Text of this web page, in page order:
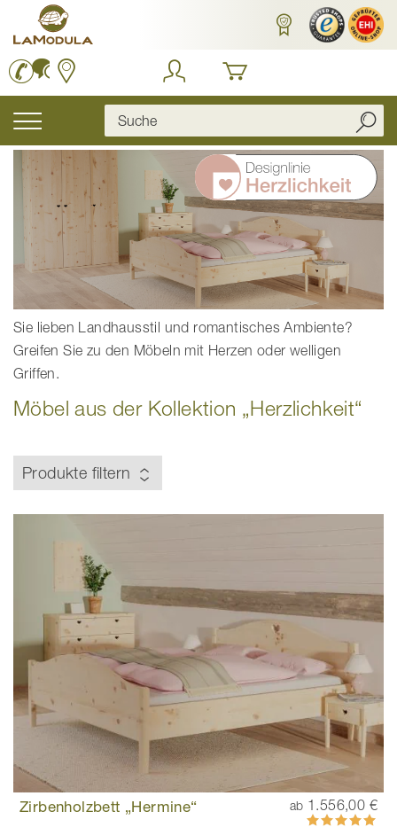
Inhalt
springen
Navigation
Sie lieben Landhausstil und romantisches Ambiente?
Greifen Sie zu den Möbeln mit Herzen oder welligen
Griffen.
Möbel aus der Kollektion „Herzlichkeit“
Zirbenholzbett „Hermine“ ab 1.556,00 €
Bewertung:
100%
Produkte filtern